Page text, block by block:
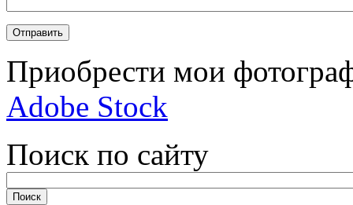
Приобрести мои
Adobe Stock
Поиск по сайту